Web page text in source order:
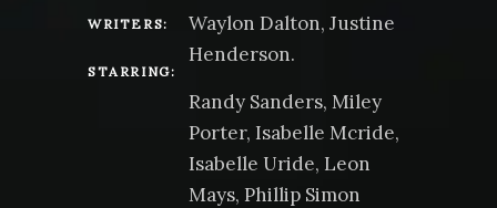
WRITERS:
STARRING:
Waylon Dalton, Justine
Henderson.
Randy Sanders, Miley
Porter, Isabelle Mcride,
Isabelle Uride, Leon
Mays, Phillip Simon